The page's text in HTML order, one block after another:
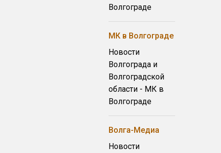
Волгограде
МК в Волгограде
Новости
Волгограда и
Волгоградской
области - МК в
Волгограде
Волга-Медиа
Новости